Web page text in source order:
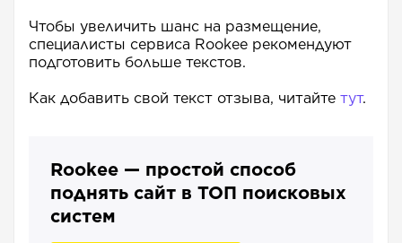
Чтобы увеличить шанс на размещение,
специалисты сервиса Rookee рекомендуют
подготовить больше текстов.
Как добавить свой текст отзыва, читайте тут.
Rookee — простой способ
поднять сайт в ТОП поисковых
систем